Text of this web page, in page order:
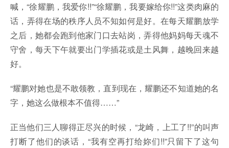
喊，“徐耀鹏，我爱你!!”“徐耀鹏，我要嫁给你!!”这类肉麻的
话，弄得在场的秩序人员不知如何是好。在每天耀鹏放学
之后，她都会跑到他家门口去站岗，弄得他妈妈每天魂不
守舍，每天下午就要出门学插花或是土风舞，越晚回来越
好。
“耀鹏对她也是不敢领教，直到现在，耀鹏还不知道她的名
字，她这么做根本不值得……”
正当他们三人聊得正尽兴的时候，“龙崎，上工了!!”的叫声
打断了他们的谈话，“我有空再打给妳们!!”只留下了这句